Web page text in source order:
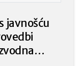
javnošću